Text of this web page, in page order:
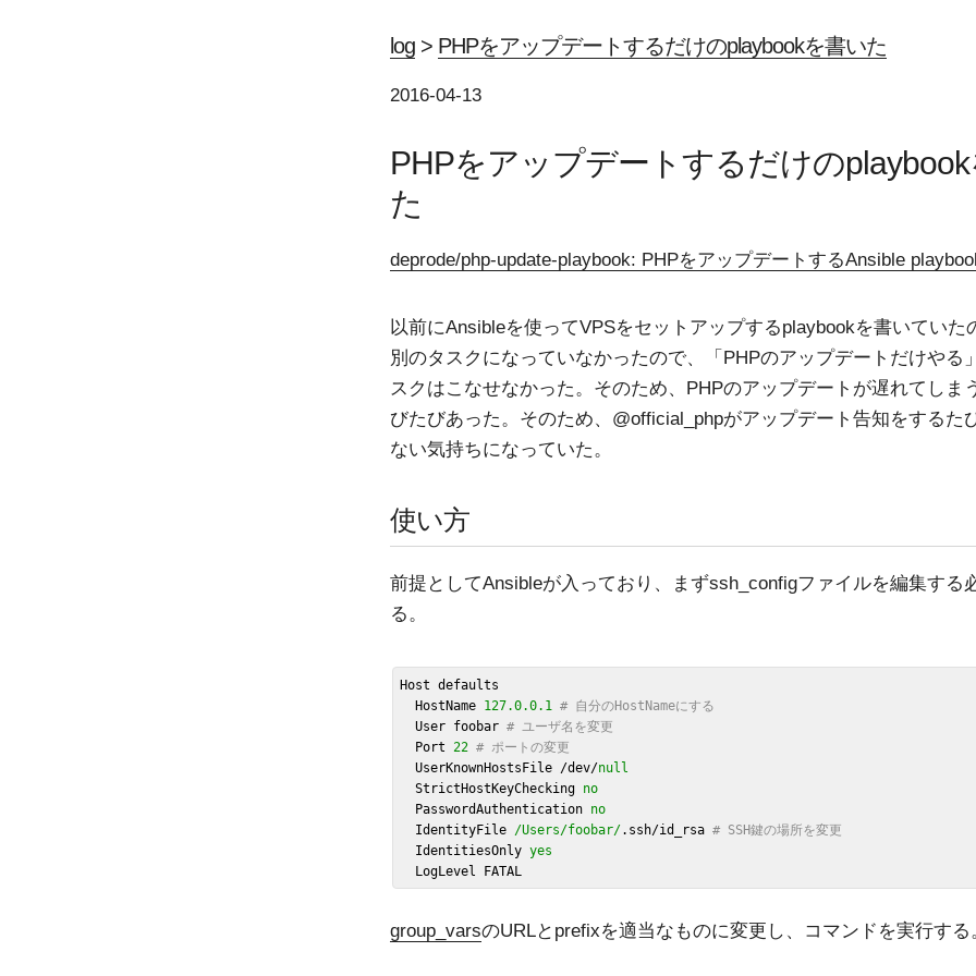
log> PHPをアップデートするだけのplaybookを書いた
2016-04-13
PHPをアップデートするだけの
た
deprode/php-update-playbook: PHPをアップデートするAnsible
以前にAnsibleを使ってVPSをセットアップするplaybookを書いていた
別のタスクになっていなかったので、「PHPのアップデートだけやる
スクはこなせなかった。そのため、PHPのアップデートが遅れてしま
びたびあった。そのため、@official_phpがアップデート告知をするた
ない気持ちになっていた。
使い方
前提としてAnsibleが入っており、まずssh_configファイルを編集する
る。
Host defaults
  HostName
127.0.0.1 # 自分のHostNameにする
  User foobar
# ユーザ名を変更
  Port
22 # ポートの変更
  UserKnownHostsFile /dev/
null
  StrictHostKeyChecking
no
  PasswordAuthentication
no
  IdentityFile
/Users/foobar/.ssh/id_rsa # SSH鍵の場所を変更
  IdentitiesOnly
yes
group_varsのURLとprefixを適当なものに変更し、コマンドを実行する